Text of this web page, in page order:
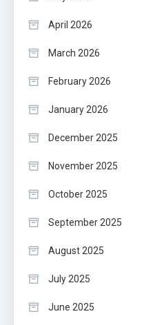
April 2026
March 2026
February 2026
January 2026
December 2025
November 2025
October 2025
September 2025
August 2025
July 2025
June 2025